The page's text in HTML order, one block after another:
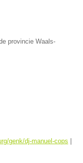
provincie Waals-
genk/dj-manuel-cops